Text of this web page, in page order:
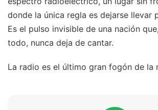
donde la única regla es dejarse llevar
Es el pulso invisible de una nación
todo, nunca deja de cantar.
La radio es el último gran fogón de la